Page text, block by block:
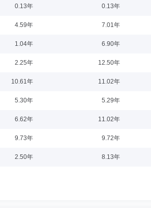
02-16
、摩根全球权益投资团队投资组合经理和客户投资
11-24
根基金管理（中国）有限公司财务部总监兼行政部总
年2月起一直为资深会员。 曾先生自1995年以来
和执行委员会和投资小组委员会成员，戴麟趾爵士
0.13年 0.13年
4.59年 7.01年
1.04年 6.90年
2.25年 12.50年
10.61年 11.02年
5.30年 5.29年
6.62年 11.02年
9.73年 9.72年
2.50年 8.13年